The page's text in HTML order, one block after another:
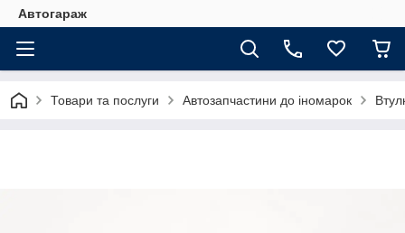
Автогараж
Товари та послуги Автозапчастини до іномарок